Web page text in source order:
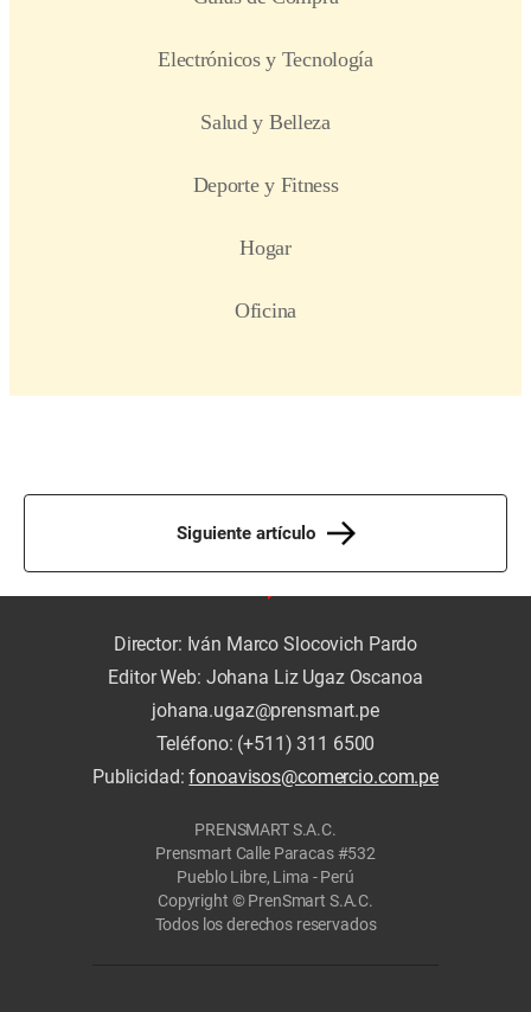
Siguiente artículo
Director: Iván Marco Slocovich Pardo
Editor Web: Johana Liz Ugaz Oscanoa
johana.ugaz@prensmart.pe
Teléfono: (+511) 311 6500
Publicidad:fonoavisos@comercio.com.pe
PRENSMART S.A.C.
Prensmart Calle Paracas #532
Pueblo Libre, Lima - Perú
Copyright © PrenSmart S.A.C.
Todos los derechos reservados